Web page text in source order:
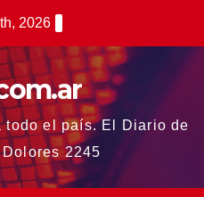
2026
todo el país. El Diario de
2245